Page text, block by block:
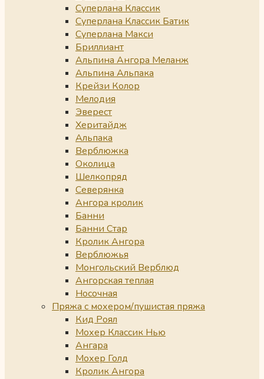
Суперлана Классик
Суперлана Классик Батик
Суперлана Макси
Бриллиант
Альпина Ангора Меланж
Альпина Альпака
Крейзи Колор
Мелодия
Эверест
Херитайдж
Альпака
Верблюжка
Околица
Шелкопряд
Северянка
Ангора кролик
Банни
Банни Стар
Кролик Ангора
Верблюжья
Монгольский Верблюд
Ангорская теплая
Носочная
Пряжа с мохером/пушистая пряжа
Кид Роял
Мохер Классик Нью
Ангара
Мохер Голд
Кролик Ангора